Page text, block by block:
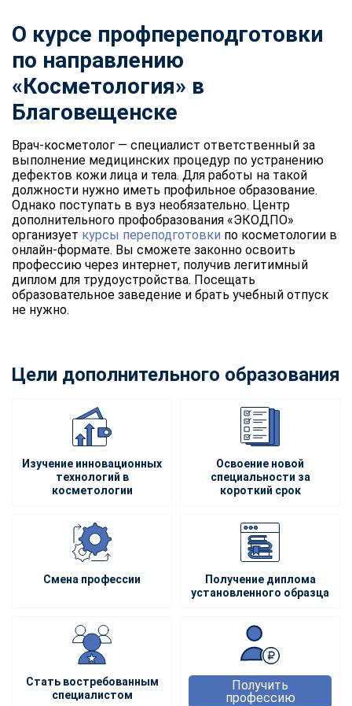
О курсе профпереподготовки
по направлению
«Косметология» в
Благовещенске
Врач-косметолог — специалист ответственный за
выполнение медицинских процедур по устранению
дефектов кожи лица и тела. Для работы на такой
должности нужно иметь профильное образование.
Однако поступать в вуз необязательно. Центр
дополнительного профобразования «ЭКОДПО»
организует курсы переподготовки по косметологии в
онлайн-формате. Вы сможете законно освоить
профессию через интернет, получив легитимный
диплом для трудоустройства. Посещать
образовательное заведение и брать учебный отпуск
не нужно.
Цели дополнительного образования
Изучение инновационных
технологий в
косметологии
Освоение новой
специальности за
короткий срок
Смена профессии
Получение диплома
установленного образца
Стать востребованным
специалистом
Получить
профессию